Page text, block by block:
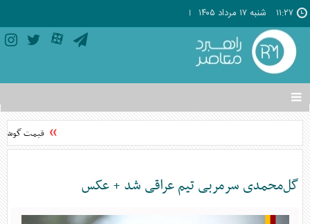
۱۱:۲۷ شنبه ۱۷ مرداد ۱۴۰۵
تغییر
وضعیت
منوی
ها
قیمت گوشی‌های
گل‌محمدی سرمربی تیم عراقی شد + عکس